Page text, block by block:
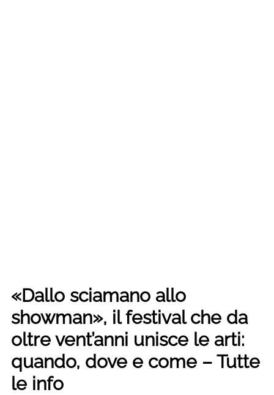
«Dallo sciamano allo
showman», il festival che da
oltre vent’anni unisce le arti:
quando, dove e come – Tutte
le info